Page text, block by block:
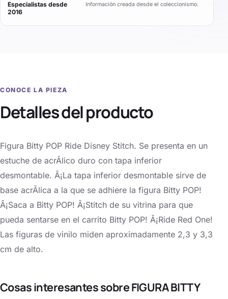
Especialistas desde
2016
Información creada desde el coleccionismo.
CONOCE LA PIEZA
Detalles del producto
Figura Bitty POP Ride Disney Stitch. Se presenta en un
estuche de acrÃ­lico duro con tapa inferior
desmontable. Â¡La tapa inferior desmontable sirve de
base acrÃ­lica a la que se adhiere la figura Bitty POP!
Â¡Saca a Bitty POP! Â¡Stitch de su vitrina para que
pueda sentarse en el carrito Bitty POP! Â¡Ride Red One!
Las figuras de vinilo miden aproximadamente 2,3 y 3,3
cm de alto.
Cosas interesantes sobre FIGURA BITTY